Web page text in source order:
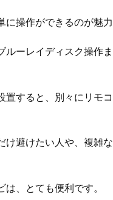
操作ができるのが魅力
ーレイディスク操作
すると、別々にリモ
避けたい人や、複雑
、とても便利です。